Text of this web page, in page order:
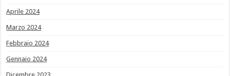
Aprile 2024
Marzo 2024
Febbraio 2024
Gennaio 2024